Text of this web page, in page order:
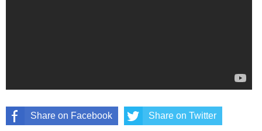
Share on Facebook Share on Twitter